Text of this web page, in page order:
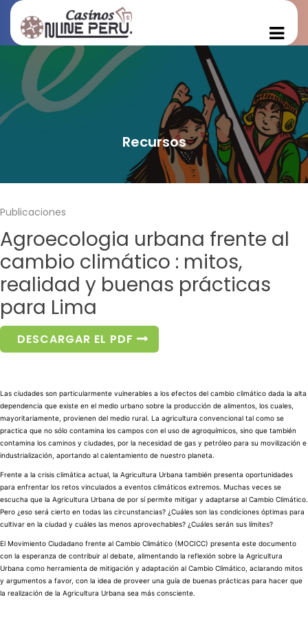
Recursos
Publicaciones
Agroecologia urbana frente al
cambio climático : mitos,
realidad y buenas prácticas
para Lima
DESCARGAR EL PDF
Las ciudades son particularmente vulnerables a los efectos del cambio climático dada la alta
dependencia que existe en el medio urbano sobre la producción de alimentos, los cuales,
mayoritariamente, provienen del medio rural. La agricultura convencional tal como se
practica que no sólo contamina los campos con el uso de agroquímicos, sino que también
contamina los caminos y ciudades, por la necesidad de gas y petróleo para su movilización e
industrialización, aportando al calentamiento de nuestro planeta.
Frente a la crisis climática actual, la Agricultura Urbana también presenta oportunidades
para enfrentar los retos vinculados a eventos climáticos extremos. Muchas veces se
escucha que la Agricultura Urbana de por sí permite mitigar y adaptarse al Cambio Climático.
Pero ¿eso será cierto en todas las circunstancias? ¿Cuáles son las condiciones óptimas para
cultivar en la ciudad y cuáles las menos aprovechables? ¿Cuáles serán sus límites?
El Movimiento Ciudadano frente al Cambio Climático (MOCICC) presenta este documento
con la esperanza de contribuir al debate, alimentando la reflexión sobre la Agricultura
Urbana como herramienta de mitigación y adaptación al Cambio Climático, aclarando mitos
y argumentos a favor, con la idea de proveer una guía de buenas prácticas para hacer que
la realización de la Agricultura Urbana sea más consciente.